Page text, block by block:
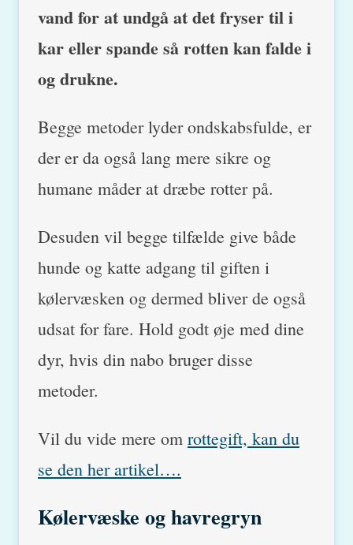
vand for at undgå at det fryser til i
kar eller spande så rotten kan falde i
og drukne.
Begge metoder lyder ondskabsfulde, er
der er da også lang mere sikre og
humane måder at dræbe rotter på.
Desuden vil begge tilfælde give både
hunde og katte adgang til giften i
kølervæsken og dermed bliver de også
udsat for fare. Hold godt øje med dine
dyr, hvis din nabo bruger disse
metoder.
Vil du vide mere om rottegift, kan du
se den her artikel….
Kølervæske og havregryn